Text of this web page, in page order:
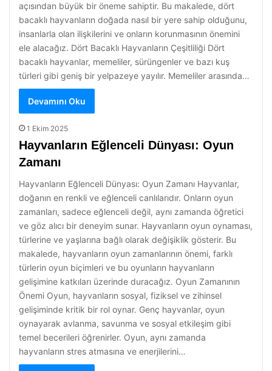
açısından büyük bir öneme sahiptir. Bu makalede, dört
bacaklı hayvanların doğada nasıl bir yere sahip olduğunu,
insanlarla olan ilişkilerini ve onların korunmasının önemini
ele alacağız. Dört Bacaklı Hayvanların Çeşitliliği Dört
bacaklı hayvanlar, memeliler, sürüngenler ve bazı kuş
türleri gibi geniş bir yelpazeye yayılır. Memeliler arasında…
Devamını Oku
1 Ekim 2025
Hayvanların Eğlenceli Dünyası: Oyun
Zamanı
Hayvanların Eğlenceli Dünyası: Oyun Zamanı Hayvanlar,
doğanın en renkli ve eğlenceli canlılarıdır. Onların oyun
zamanları, sadece eğlenceli değil, aynı zamanda öğretici
ve göz alıcı bir deneyim sunar. Hayvanların oyun oynaması,
türlerine ve yaşlarına bağlı olarak değişiklik gösterir. Bu
makalede, hayvanların oyun zamanlarının önemi, farklı
türlerin oyun biçimleri ve bu oyunların hayvanların
gelişimine katkıları üzerinde duracağız. Oyun Zamanının
Önemi Oyun, hayvanların sosyal, fiziksel ve zihinsel
gelişiminde kritik bir rol oynar. Genç hayvanlar, oyun
oynayarak avlanma, savunma ve sosyal etkileşim gibi
temel becerileri öğrenirler. Oyun, aynı zamanda
hayvanların stres atmasına ve enerjilerini…